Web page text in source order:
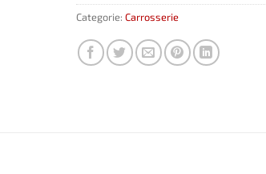
Categorie: Carrosserie